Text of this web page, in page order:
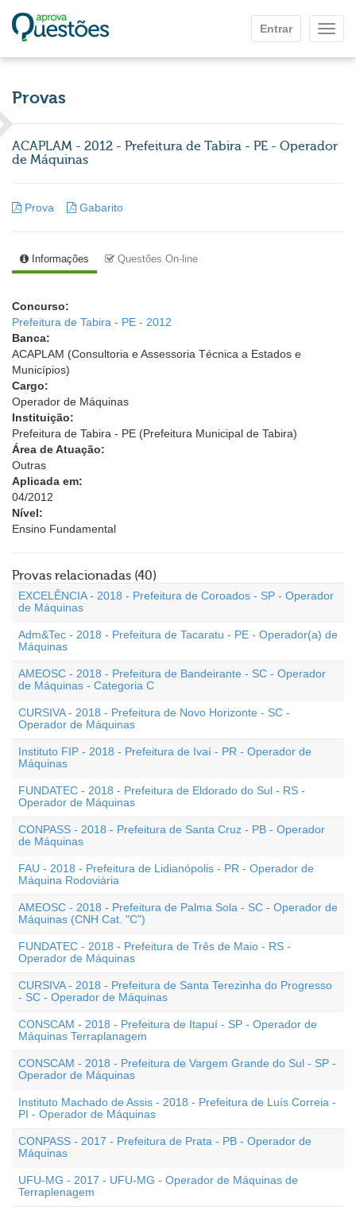
Entrar
Provas
ACAPLAM - 2012 - Prefeitura de Tabira - PE - Operador
de Máquinas
Prova Gabarito
Informações Questões On-line
Concurso:
Prefeitura de Tabira - PE - 2012
Banca:
ACAPLAM (Consultoria e Assessoria Técnica a Estados e
Municípios)
Cargo:
Operador de Máquinas
Instituição:
Prefeitura de Tabira - PE (Prefeitura Municipal de Tabira)
Área de Atuação:
Outras
Aplicada em:
04/2012
Nível:
Ensino Fundamental
Provas relacionadas (40)
EXCELÊNCIA - 2018 - Prefeitura de Coroados - SP - Operador
de Máquinas
Adm&Tec - 2018 - Prefeitura de Tacaratu - PE - Operador(a) de
Máquinas
AMEOSC - 2018 - Prefeitura de Bandeirante - SC - Operador
de Máquinas - Categoria C
CURSIVA - 2018 - Prefeitura de Novo Horizonte - SC -
Operador de Máquinas
Instituto FIP - 2018 - Prefeitura de Ivaí - PR - Operador de
Máquinas
FUNDATEC - 2018 - Prefeitura de Eldorado do Sul - RS -
Operador de Máquinas
CONPASS - 2018 - Prefeitura de Santa Cruz - PB - Operador
de Máquinas
FAU - 2018 - Prefeitura de Lidianópolis - PR - Operador de
Máquina Rodoviária
AMEOSC - 2018 - Prefeitura de Palma Sola - SC - Operador de
Máquinas (CNH Cat. "C")
FUNDATEC - 2018 - Prefeitura de Três de Maio - RS -
Operador de Máquinas
CURSIVA - 2018 - Prefeitura de Santa Terezinha do Progresso
- SC - Operador de Máquinas
CONSCAM - 2018 - Prefeitura de Itapuí - SP - Operador de
Máquinas Terraplanagem
CONSCAM - 2018 - Prefeitura de Vargem Grande do Sul - SP -
Operador de Máquinas
Instituto Machado de Assis - 2018 - Prefeitura de Luís Correia -
PI - Operador de Máquinas
CONPASS - 2017 - Prefeitura de Prata - PB - Operador de
Máquinas
UFU-MG - 2017 - UFU-MG - Operador de Máquinas de
Terraplenagem